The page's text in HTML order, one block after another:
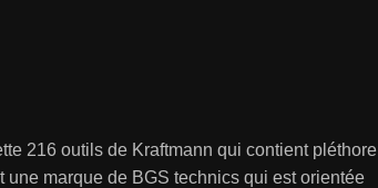
216 outils de Kraftmann qui contient pléthore
marque de BGS technics qui est orientée